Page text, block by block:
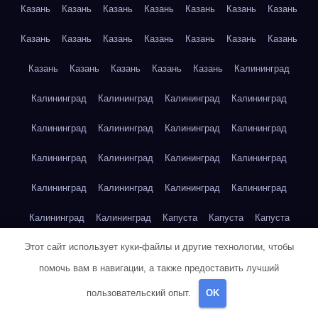
Казань Казань Казань Казань Казань Казань Казань
Казань Казань Казань Казань Казань Казань Казань
Казань Казань Казань Казань Казань Калининград
Калининград Калининград Калининград Калининград
Калининград Калининград Калининград Калининград
Калининград Калининград Калининград Калининград
Калининград Калининград Калининград Калининград
Калининград Калининград Капуста Капуста Капуста
Капуста Капуста Капуста Капуста Капуста Капуста
Картофель
Картофель Картофель
Этот сайт использует куки-файлы и другие технологии, чтобы
помочь вам в навигации, а также предоставить лучший
пользовательский опыт. OK